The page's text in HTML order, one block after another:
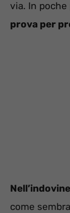
via. In poche
prova per
come